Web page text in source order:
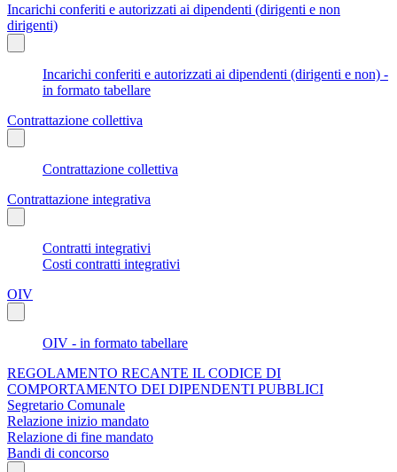
Incarichi conferiti e autorizzati ai dipendenti (dirigenti e non
dirigenti)
Incarichi conferiti e autorizzati ai dipendenti (dirigenti e non) -
in formato tabellare
Contrattazione collettiva
Contrattazione collettiva
Contrattazione integrativa
Contratti integrativi
Costi contratti integrativi
OIV
OIV - in formato tabellare
REGOLAMENTO RECANTE IL CODICE DI
COMPORTAMENTO DEI DIPENDENTI PUBBLICI
Segretario Comunale
Relazione inizio mandato
Relazione di fine mandato
Bandi di concorso